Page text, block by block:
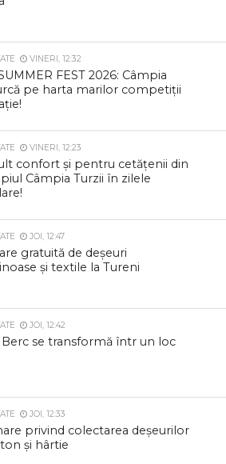
VINERI, 12:32
FEST 2026: Câmpia
pe harta marilor competiții
VINERI, 12:23
confort și pentru cetățenii din
Câmpia Turzii în zilele
JOI, 12:47
gratuită de deșeuri
și textile la Tureni
JOI, 12:42
Berc se transformă într un loc
JOI, 12:33
privind colectarea deșeurilor
și hârtie